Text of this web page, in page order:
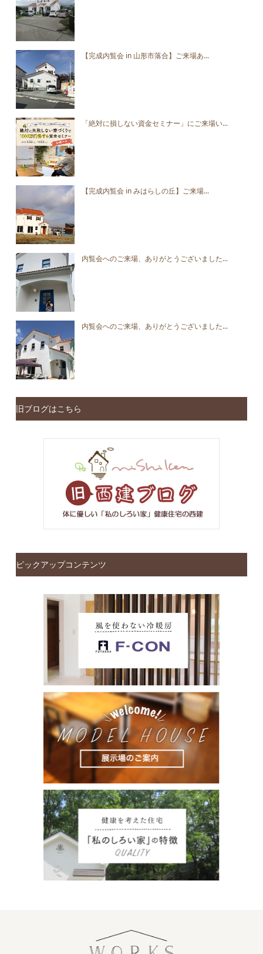
【完成内覧会 in 山形市落合】ご来場あ...
「絶対に損しない資金セミナー」にご来場い...
【完成内覧会 in みはらしの丘】ご来場...
内覧会へのご来場、ありがとうございました...
内覧会へのご来場、ありがとうございました...
旧ブログはこちら
ピックアップコンテンツ